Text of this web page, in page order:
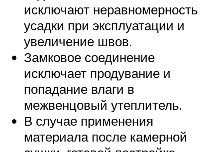
исключают неравномерность
усадки при эксплуатации и
увеличение швов.
Замковое соединение
исключает продувание и
попадание влаги в
межвенцовый утеплитель.
В случае применения
материала после камерной